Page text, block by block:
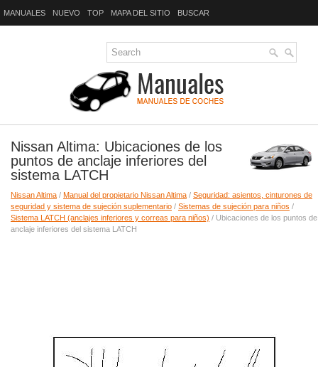
MANUALES NUEVO TOP MAPA DEL SITIO BUSCAR
Nissan Altima: Ubicaciones de los
puntos de anclaje inferiores del
sistema LATCH
Nissan Altima / Manual del propietario Nissan Altima / Seguridad: asientos, cinturones de
seguridad y sistema de sujeción suplementario / Sistemas de sujeción para niños /
Sistema LATCH (anclajes inferiores y correas para niños) / Ubicaciones de los puntos de
anclaje inferiores del sistema LATCH